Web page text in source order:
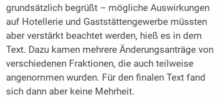
grundsätzlich begrüßt – mögliche Auswirkungen
auf Hotellerie und Gaststättengewerbe müssten
aber verstärkt beachtet werden, hieß es in dem
Text. Dazu kamen mehrere Änderungsanträge von
verschiedenen Fraktionen, die auch teilweise
angenommen wurden. Für den finalen Text fand
sich dann aber keine Mehrheit.